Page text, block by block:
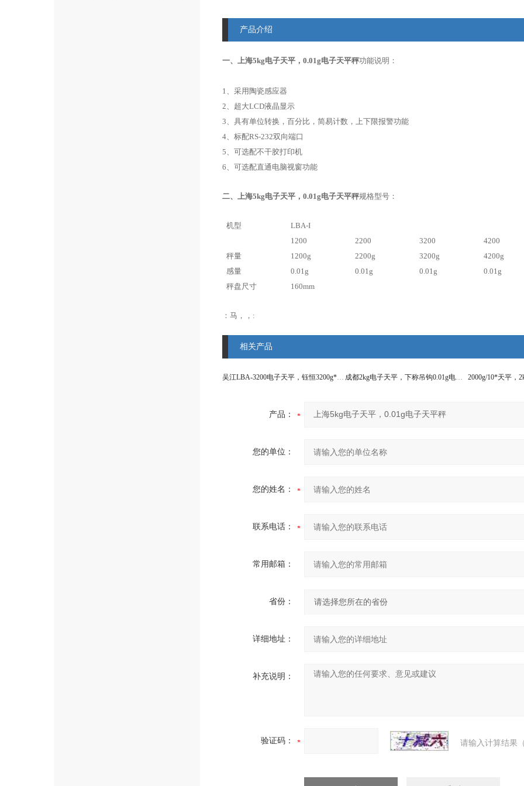
产品介绍
一、上海5kg电子天平，0.01g电子天平秤功能说明 ：
1、 采用陶瓷感应器
2、 超大LCD液晶显示
3、 具有单位转换，百分比，简易计数，上下限报警功能
4、 标配RS-232双向端口
5、 可选配不干胶打印机
6、 可选配直通电脑视窗功能
二、上海5kg电子天平，0.01g电子天平秤规格型号：
机型
LBA-I
1200
2200 3200 4200
秤量
1200g 2200g 3200g 4200g
感量
0.01g 0.01g 0.01g 0.01g
秤盘尺寸
160mm
：马，，:
相关产品
吴江LBA-3200电子天平，钰恒3200g*0.01g电子天平秤 成都2kg电子天平，下称吊钩0.01g电子天平秤
产品：
您的单位：
您的姓名：
联系电话：
常用邮箱：
省份：
详细地址：
补充说明：
验证码： 请输入计算结果